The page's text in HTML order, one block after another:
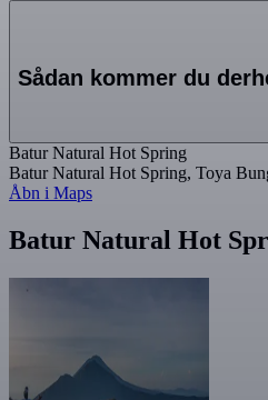
Sådan kommer du
Batur Natural Hot Spring
Batur Natural Hot Spring, Toya
Åbn i Maps
Batur Natural Hot